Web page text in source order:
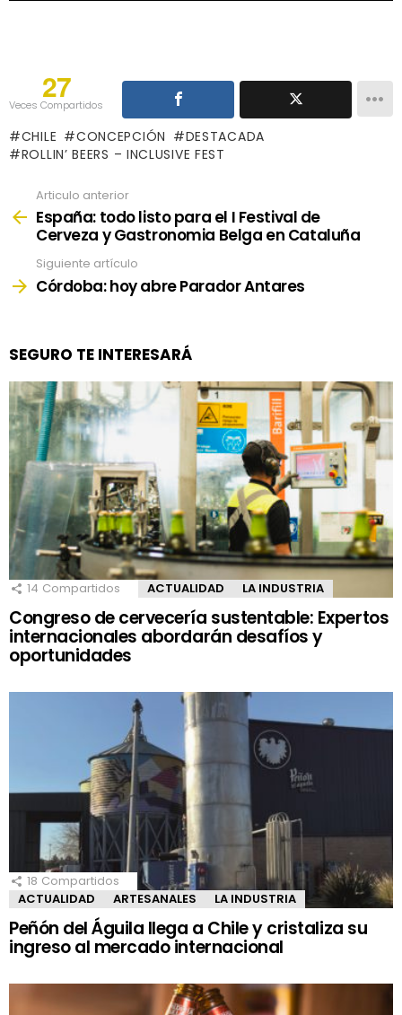
27
Veces Compartidos
CHILE CONCEPCIÓN
DESTACADA
ROLLIN’ BEERS – INCLUSIVE FEST
more
Articulo anterior
España: todo listo para el I Festival de
Cerveza y Gastronomia Belga en Cataluña
Siguiente artículo
Córdoba: hoy abre Parador Antares
SEGURO TE INTERESARÁ
14 Compartidos ACTUALIDAD LA INDUSTRIA
Congreso de cervecería sustentable: Expertos
internacionales abordarán desafíos y
oportunidades
18 Compartidos
ACTUALIDAD
ARTESANALES LA INDUSTRIA
Peñón del Águila llega a Chile y cristaliza su
ingreso al mercado internacional